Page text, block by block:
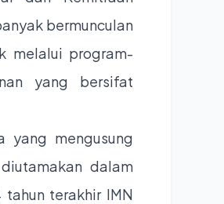
bermunculan
melalui program-
yang bersifat
yang mengusung
dalam
terakhir IMN